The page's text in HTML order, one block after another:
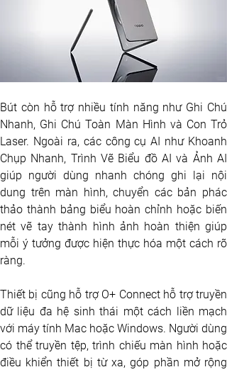
Bút còn hỗ trợ nhiều tính năng như Ghi Chú
Nhanh, Ghi Chú Toàn Màn Hình và Con Trỏ
Laser. Ngoài ra, các công cụ AI như Khoanh
Chụp Nhanh, Trình Vẽ Biểu đồ AI và Ảnh AI
giúp người dùng nhanh chóng ghi lại nội
dung trên màn hình, chuyển các bản phác
thảo thành bảng biểu hoàn chỉnh hoặc biến
nét vẽ tay thành hình ảnh hoàn thiện giúp
mỗi ý tưởng được hiện thực hóa một cách rõ
ràng.
Thiết bị cũng hỗ trợ O+ Connect hỗ trợ truyền
dữ liệu đa hệ sinh thái một cách liền mạch
với máy tính Mac hoặc Windows. Người dùng
có thể truyền tệp, trình chiếu màn hình hoặc
điều khiển thiết bị từ xa, góp phần mở rộng